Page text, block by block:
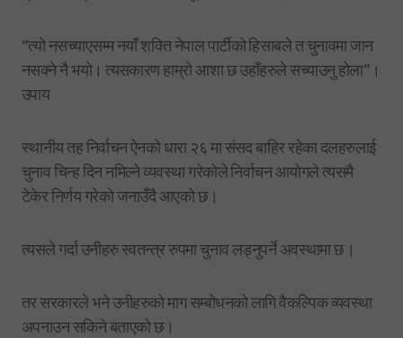
“त्यो नसच्याएसम्म नयाँ शक्ति नेपाल पार्टीको हिसाबले त चुनावमा जान
नसक्ने नै भयो। त्यसकारण हाम्रो आशा छ उहाँहरुले सच्याउनु होला”।
उपाय
स्थानीय तह निर्वाचन ऐनको धारा २६ मा संसद बाहिर रहेका दलहरुलाई
चुनाव चिन्ह दिन नमिल्ने व्यवस्था गरेकोले निर्वाचन आयोगले त्यसमै
टेकेर निर्णय गरेको जनाउँदै आएको छ।
त्यसले गर्दा उनीहरु स्वतन्त्र रुपमा चुनाव लड्नुपर्ने अवस्थामा छ।
तर सरकारले भने उनीहरुको माग सम्बोधनको लागि वैकल्पिक व्यवस्था
अपनाउन सकिने बताएको छ।